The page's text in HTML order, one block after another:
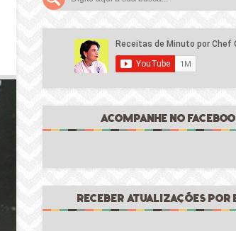
ACOMPANHE NO
RECEBER ATUALIZAÇÕES POR